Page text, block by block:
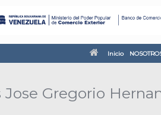
Inicio
Jose Gregorio